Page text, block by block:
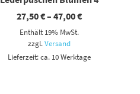
27,50€– 47,00€Preisspanne:
Enthält 19% MwSt.
zzgl.Versand
Lieferzeit: ca. 10 Werktage